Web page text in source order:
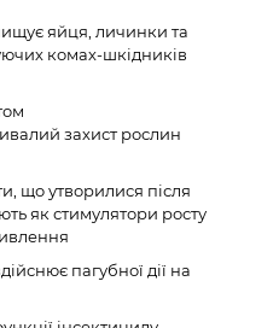
яйця, личинки та
комах-шкідників
захист рослин
що утворилися після
як стимулятори росту
пагубної дії на